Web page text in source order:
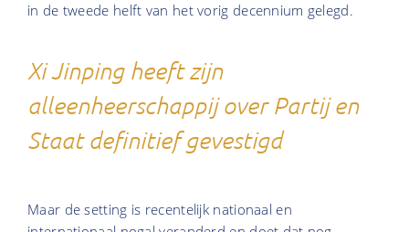
in de tweede helft van het vorig decennium gelegd.
Xi Jinping heeft zijn
alleenheerschappij over Partij en
Staat definitief gevestigd
Maar de setting is recentelijk nationaal en